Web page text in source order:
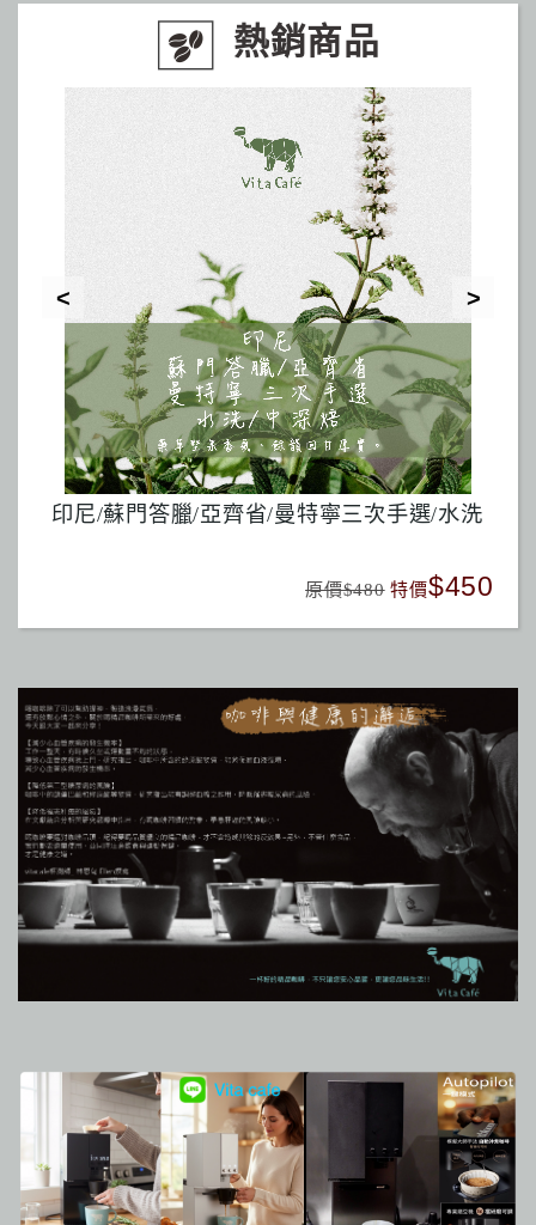
熱銷商品
印尼/蘇門答臘/亞齊省/曼特寧三次手選/水洗
原價$480 特價$450